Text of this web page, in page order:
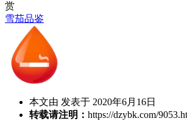
赏
雪茄品鉴
本文由 发表于 2020年6月16日
转载请注明： https://dzybk.com/